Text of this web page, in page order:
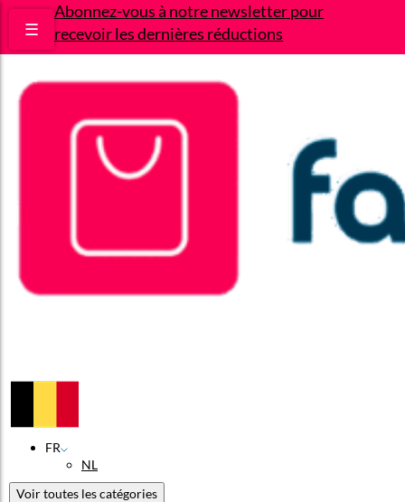
Abonnez-vous à notre newsletter pour
recevoir les dernières réductions
☰
FR
NL
Voir toutes les catégories